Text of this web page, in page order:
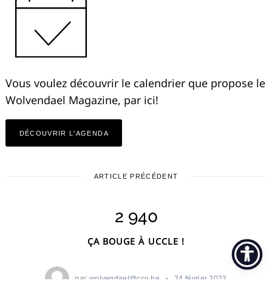
Vous voulez découvrir le calendrier que propose le
Wolvendael Magazine, par ici!
DÉCOUVRIR L'AGENDA
ARTICLE PRÉCÉDENT
2 940
ÇA BOUGE À UCCLE !
par wolvendael@ccu.be 24 février 2023